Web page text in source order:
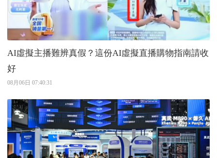
AI虛擬主播難辨真假？這份AI虛擬直播購物指南請收
好
08月06日 07:40:31